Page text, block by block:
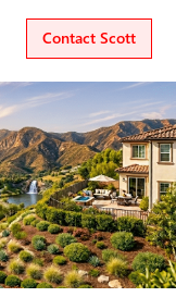
Contact Scott